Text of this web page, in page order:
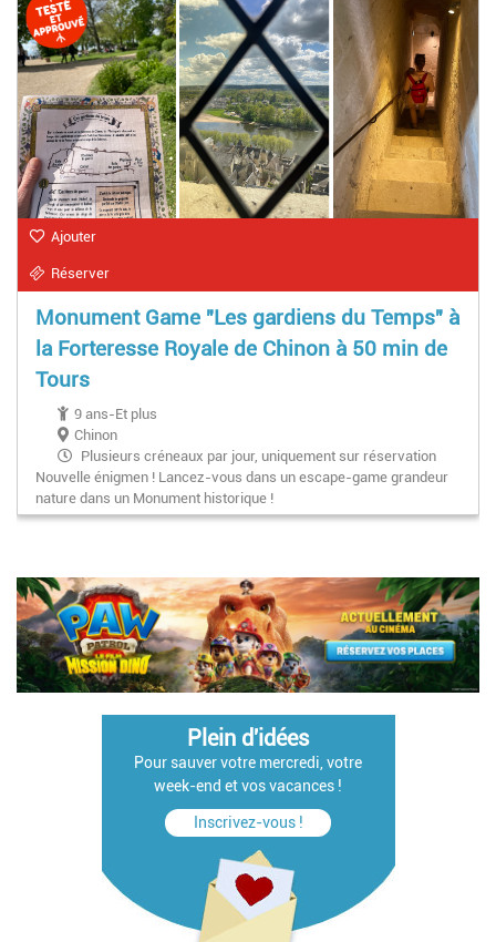
Ajouter
Réserver
Monument Game "Les gardiens du Temps" à
la Forteresse Royale de Chinon à 50 min de
Tours
9 ans-Et plus
Chinon
Plusieurs créneaux par jour, uniquement sur réservation
en ligne
Nouvelle énigmen ! Lancez-vous dans un escape-game grandeur
nature dans un Monument historique !
Plein d'idées
Pour sauver votre mercredi, votre
week-end et vos vacances !
Inscrivez-vous !